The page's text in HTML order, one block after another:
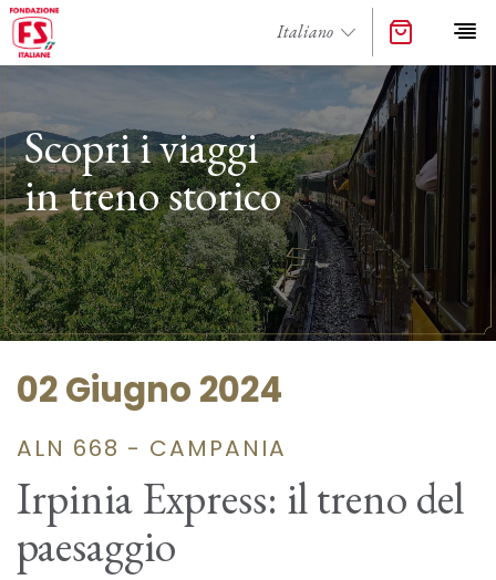
Scopri i viaggi
in treno storico
02 Giugno 2024
ALN 668 - CAMPANIA
Irpinia Express: il treno del
paesaggio